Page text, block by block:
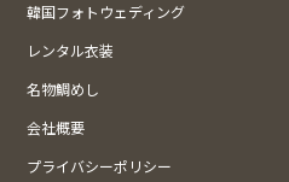
韓国フォトウェディング
レンタル衣装
名物鯛めし
会社概要
プライバシーポリシー